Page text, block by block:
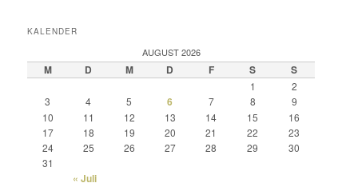
KALENDER
AUGUST 2026
M D M D F S S
1
2
3
4 5 6 7 8
9
10
11 12 13 14 15
16
17
18 19 20 21 22
23
24
25 26 27 28 29
30
31
« Juli